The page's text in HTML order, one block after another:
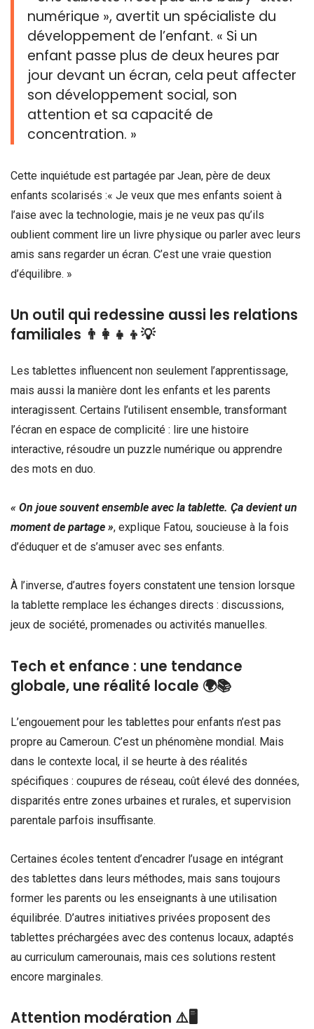
numérique », avertit un spécialiste du
développement de l’enfant. « Si un
enfant passe plus de deux heures par
jour devant un écran, cela peut affecter
son développement social, son
attention et sa capacité de
concentration. »
Cette inquiétude est partagée par Jean, père de deux
enfants scolarisés :« Je veux que mes enfants soient à
l’aise avec la technologie, mais je ne veux pas qu’ils
oublient comment lire un livre physique ou parler avec leurs
amis sans regarder un écran. C’est une vraie question
d’équilibre. »
Un outil qui redessine aussi les relations
familiales 👨‍👩‍👧‍👦💡
Les tablettes influencent non seulement l’apprentissage,
mais aussi la manière dont les enfants et les parents
interagissent. Certains l’utilisent ensemble, transformant
l’écran en espace de complicité : lire une histoire
interactive, résoudre un puzzle numérique ou apprendre
des mots en duo.
« On joue souvent ensemble avec la tablette. Ça devient un
moment de partage », explique Fatou, soucieuse à la fois
d’éduquer et de s’amuser avec ses enfants.
À l’inverse, d’autres foyers constatent une tension lorsque
la tablette remplace les échanges directs : discussions,
jeux de société, promenades ou activités manuelles.
Tech et enfance : une tendance
globale, une réalité locale 🌍📚
L’engouement pour les tablettes pour enfants n’est pas
propre au Cameroun. C’est un phénomène mondial. Mais
dans le contexte local, il se heurte à des réalités
spécifiques : coupures de réseau, coût élevé des données,
disparités entre zones urbaines et rurales, et supervision
parentale parfois insuffisante.
Certaines écoles tentent d’encadrer l’usage en intégrant
des tablettes dans leurs méthodes, mais sans toujours
former les parents ou les enseignants à une utilisation
équilibrée. D’autres initiatives privées proposent des
tablettes préchargées avec des contenus locaux, adaptés
au curriculum camerounais, mais ces solutions restent
encore marginales.
Attention modération ⚠️🖥️